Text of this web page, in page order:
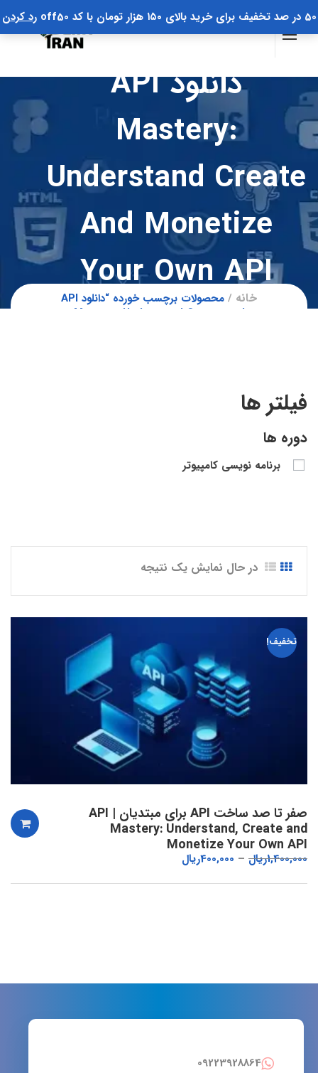
50 در صد تخفیف برای خرید بالای ۱۵۰ هزار تومان با کد off50 رد کردن
دانلود API
Mastery:
Understand Create
And Monetize
Your Own API
خانه
محصولات برچسب خورده “دانلود API
Mastery: Understand Create and
در حال نمایش یک نتیجه
تخفیف!
صفر تا صد ساخت API برای مبتدیان | API
Mastery: Understand, Create and
Monetize Your Own API
1,400,000ریال 400,000ریال
فیلتر ها
دوره ها
برنامه نویسی کامپیوتر
09223928864